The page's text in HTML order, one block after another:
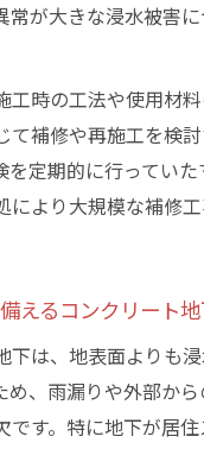
常が大きな浸水被害
工時の工法や使用材
て補修や再施工を検
を定期的に行っていた
により大規模な補修
えるコンクリート
下は、地表面よりも
め、雨漏りや外部か
です。特に地下が居